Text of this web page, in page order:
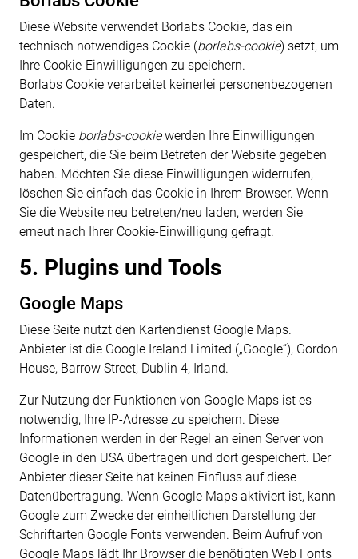
Diese Website verwendet Borlabs Cookie, das ein
technisch notwendiges Cookie (borlabs-cookie) setzt, um
Ihre Cookie-Einwilligungen zu speichern.
Borlabs Cookie verarbeitet keinerlei personenbezogenen
Daten.
Im Cookie borlabs-cookiewerden Ihre Einwilligungen
gespeichert, die Sie beim Betreten der Website gegeben
haben. Möchten Sie diese Einwilligungen widerrufen,
löschen Sie einfach das Cookie in Ihrem Browser. Wenn
Sie die Website neu betreten/neu laden, werden Sie
erneut nach Ihrer Cookie-Einwilligung gefragt.
5. Plugins und Tools
Google Maps
Diese Seite nutzt den Kartendienst Google Maps.
Anbieter ist die Google Ireland Limited („Google“), Gordon
House, Barrow Street, Dublin 4, Irland.
Zur Nutzung der Funktionen von Google Maps ist es
notwendig, Ihre IP-Adresse zu speichern. Diese
Informationen werden in der Regel an einen Server von
Google in den USA übertragen und dort gespeichert. Der
Anbieter dieser Seite hat keinen Einfluss auf diese
Datenübertragung. Wenn Google Maps aktiviert ist, kann
Google zum Zwecke der einheitlichen Darstellung der
Schriftarten Google Fonts verwenden. Beim Aufruf von
Google Maps lädt Ihr Browser die benötigten Web Fonts